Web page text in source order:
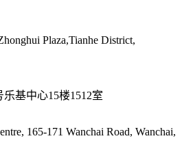
Plaza,Tianhe District,
基中心15楼1512室
165-171 Wanchai Road, Wanchai,